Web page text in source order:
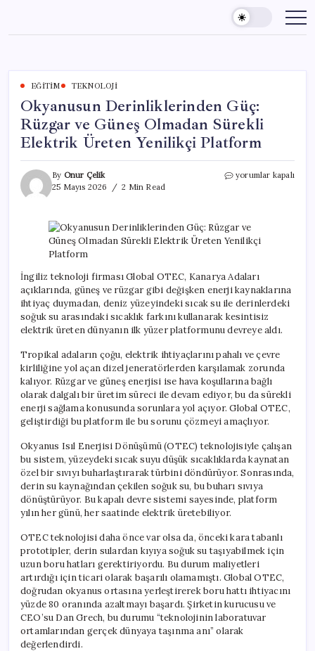
content
EĞITIM TEKNOLOJI
Okyanusun Derinliklerinden Güç:
Rüzgar ve Güneş Olmadan Sürekli
Elektrik Üreten Yenilikçi Platform
By Onur Çelik
25 Mayıs 2026
2 Min Read
Okyanusun
Güneş
Olmadan
Üreten
Yenilikçi
Platform
için
yorumlar kapalı
İngiliz teknoloji firması Global OTEC, Kanarya Adaları
açıklarında, güneş ve rüzgar gibi değişken enerji kaynaklarına
ihtiyaç duymadan, deniz yüzeyindeki sıcak su ile derinlerdeki
soğuk su arasındaki sıcaklık farkını kullanarak kesintisiz
elektrik üreten dünyanın ilk yüzer platformunu devreye aldı.
Tropikal adaların çoğu, elektrik ihtiyaçlarını pahalı ve çevre
kirliliğine yol açan dizel jeneratörlerden karşılamak zorunda
kalıyor. Rüzgar ve güneş enerjisi ise hava koşullarına bağlı
olarak dalgalı bir üretim süreci ile devam ediyor, bu da sürekli
enerji sağlama konusunda sorunlara yol açıyor. Global OTEC,
geliştirdiği bu platform ile bu sorunu çözmeyi amaçlıyor.
Okyanus Isıl Enerjisi Dönüşümü (OTEC) teknolojisiyle çalışan
bu sistem, yüzeydeki sıcak suyu düşük sıcaklıklarda kaynatan
özel bir sıvıyı buharlaştırarak türbini döndürüyor. Sonrasında,
derin su kaynağından çekilen soğuk su, bu buharı sıvıya
dönüştürüyor. Bu kapalı devre sistemi sayesinde, platform
yılın her günü, her saatinde elektrik üretebiliyor.
OTEC teknolojisi daha önce var olsa da, önceki kara tabanlı
prototipler, derin sulardan kıyıya soğuk su taşıyabilmek için
uzun boru hatları gerektiriyordu. Bu durum maliyetleri
artırdığı için ticari olarak başarılı olamamıştı. Global OTEC,
doğrudan okyanus ortasına yerleştirerek boru hattı ihtiyacını
yüzde 80 oranında azaltmayı başardı. Şirketin kurucusu ve
CEO’su Dan Grech, bu durumu “teknolojinin laboratuvar
ortamlarından gerçek dünyaya taşınma anı” olarak
değerlendirdi.